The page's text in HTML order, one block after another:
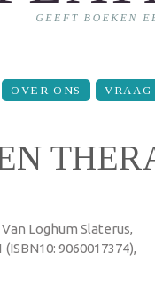
OVER ONS VRAAG
Loghum Slaterus,
9060017374),